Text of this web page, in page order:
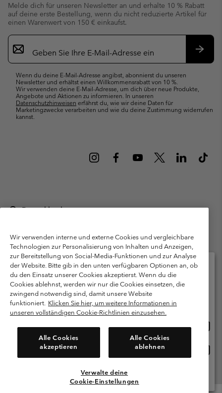
Melde dich für unseren Newsletter an und erhalte 10 % Rabatt
auf deine erste Bestellung, wenn du nicht reduzierte Artikel für
einen Warenwert von 150 € einkaufst.
Newsletter-
Anmeldung
Wenn du deine E-Mail-Adresse angibst, abonnierst du unseren
Newsletter und erhältst einen Willkommensrabatt von 10 %.
Wir verwenden deine E-Mail-Adresse, um dich über neue Produkte,
Angebote und Aktionen zu informieren. In unseren
Datenschutzhinweisen erfährst du, wie wir deine Daten für
Marketingzwecke verarbeiten und wie du deine Zustimmung widerrufen
kannst.
Deutschland
München Deutschland. Alle Rechte vorbehalten.
Nutzungsbedingungen
Allgemeine Verkaufsbedingungen
Garantie
Datenschutzerklärung
Bestimmungen und Bedingungen des Mitglieder Programms
Nutzungsbedingungen Für Nutzergenerierte Inhalte
Cookies
Public CBCR
Kundenservice: Mo- Fr. 9:00 - 13:00 & 14:00- 18:00 Uhr
(+)498912081004
Wir verwenden interne und externe Cookies und vergleichbare
Technologien zur Personalisierung von Inhalten und Anzeigen,
zur Bereitstellung von Social-Media-Funktionen und zur Analyse
der Website. Bitte gib in den unten verfügbaren Optionen an, ob
du den Einsatz unserer Cookies akzeptierst. Wenn du die
Cookies ablehnst, werden wir nur die Cookies einsetzen, die
zwingend notwendig sind, damit unsere Website
funktioniert. Klicken Sie hier, um weitere Informationen in
unseren vollständigen Cookie-Richtlinien einzusehen.
Alle Cookies
akzeptieren
Alle Cookies
ablehnen
Verwalte deine
Cookie-Einstellungen
Bitte wählen Sie Ihr Lieferland und Ihre Sprache
Online-Einkauf verfügbar
Deutschland
Alle Länder Anzeigen